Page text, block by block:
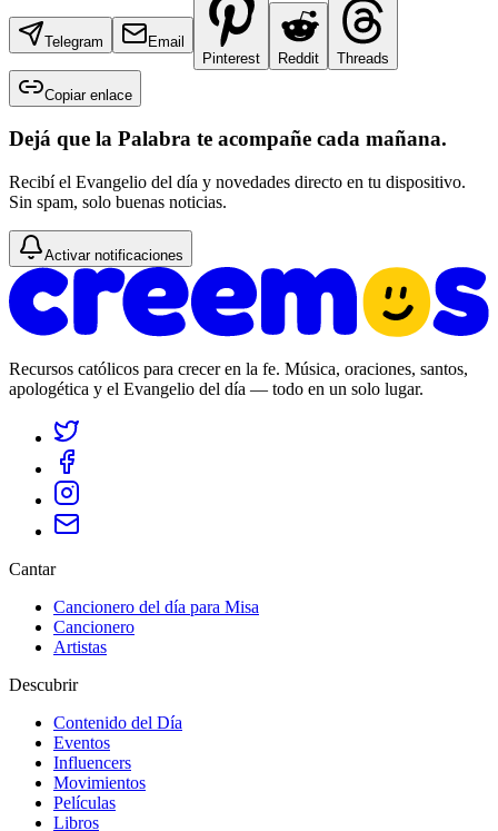
Telegram
Email
Pinterest
Reddit Threads
Copiar enlace
Dejá que la Palabra te acompañe cada mañana.
Recibí el Evangelio del día y novedades directo en tu dispositivo.
Sin spam, solo buenas noticias.
Activar notificaciones
Recursos católicos para crecer en la fe. Música, oraciones, santos,
apologética y el Evangelio del día — todo en un solo lugar.
Cantar
Cancionero del día para Misa
Cancionero
Artistas
Descubrir
Contenido del Día
Eventos
Influencers
Movimientos
Películas
Libros